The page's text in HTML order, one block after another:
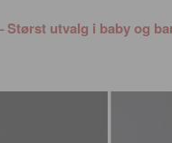
Størst utvalg i baby og